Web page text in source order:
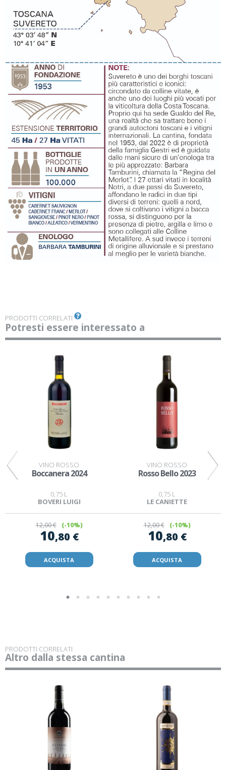
PRODOTTI CORRELATI
Potresti essere interessato a
VINO ROSSO
Boccanera 2024
0,75 L
BOVERI LUIGI
12,00 € (-10%)
10,80 €
ACQUISTA
VINO ROSSO
Rosso Bello 2023
0,75 L
LE CANIETTE
12,00 € (-10%)
10,80 €
ACQUISTA
PRODOTTI CORRELATI
Altro dalla stessa cantina